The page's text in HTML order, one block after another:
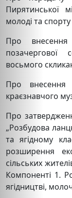
Пирятинської
молоді та
Про внесення
позачергової
восьмого
Про внесення
краєзнавчого
Про
„Розбудова
та ягідному
розширення
сільських
Компоненті 1.
ягідництві,